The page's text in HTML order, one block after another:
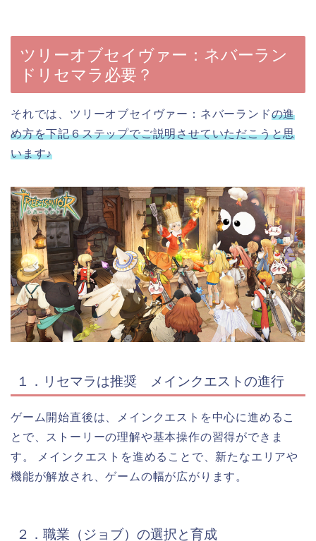
ツリーオブセイヴァー：ネバーラン
ドリセマラ必要？
それでは、ツリーオブセイヴァー：ネバーランドの進
め方を下記６ステップでご説明させていただこうと思
います♪
１．リセマラは推奨 メインクエストの進行
ゲーム開始直後は、メインクエストを中心に進めるこ
とで、ストーリーの理解や基本操作の習得ができま
す。 メインクエストを進めることで、新たなエリアや
機能が解放され、ゲームの幅が広がります。
２．職業（ジョブ）の選択と育成